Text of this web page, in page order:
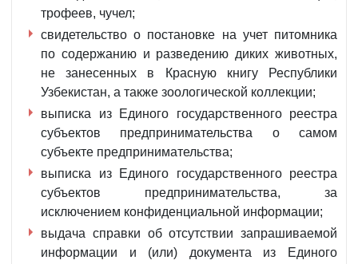
трофеев, чучел;
свидетельство о постановке на учет питомника
по содержанию и разведению диких животных,
не занесенных в Красную книгу Республики
Узбекистан, а также зоологической коллекции;
выписка из Единого государственного реестра
субъектов предпринимательства о самом
субъекте предпринимательства;
выписка из Единого государственного реестра
субъектов предпринимательства, за
исключением конфиденциальной информации;
выдача справки об отсутствии запрашиваемой
информации и (или) документа из Единого